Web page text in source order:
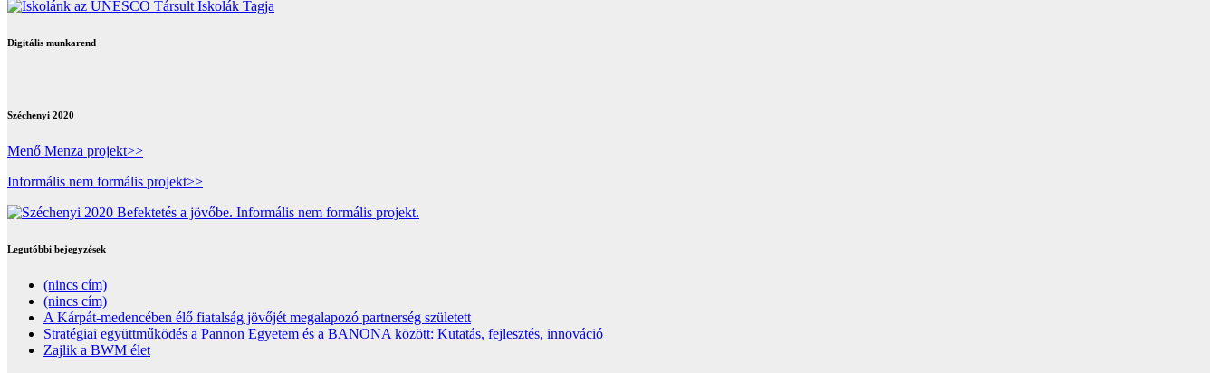
Digitális munkarend
Széchenyi 2020
Menő Menza projekt>>
Informális nem formális projekt>>
Legutóbbi bejegyzések
(nincs cím)
(nincs cím)
A Kárpát-medencében élő fiatalság jövőjét megalapozó partnerség született
Stratégiai együttműködés a Pannon Egyetem és a BANONA között: Kutatás, fejlesztés, innováció
Zajlik a BWM élet